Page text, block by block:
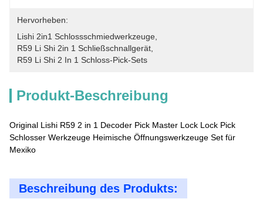
Hervorheben:
Lishi 2in1 Schlossschmiedwerkzeuge
R59 Li Shi 2in 1 Schließschnallgerät
R59 Li Shi 2 In 1 Schloss-Pick-Sets
Produkt-Beschreibung
Original Lishi R59 2 in 1 Decoder Pick Master Lock Lock Pick
Schlosser Werkzeuge Heimische Öffnungswerkzeuge Set für
Mexiko
Beschreibung des Produkts: